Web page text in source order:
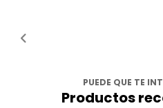
PUEDE QUE TE
Productos